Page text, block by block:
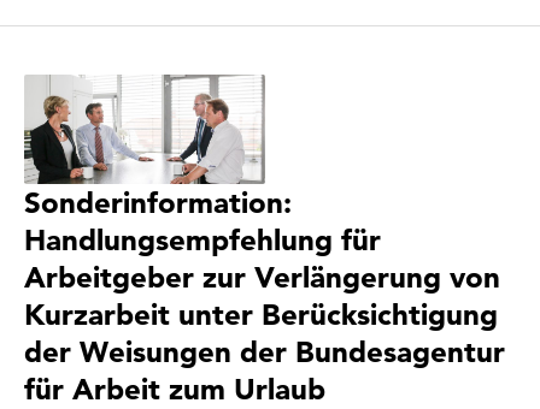
Sonderinformation:
Handlungsempfehlung für
Arbeitgeber zur Verlängerung von
Kurzarbeit unter Berücksichtigung
der Weisungen der Bundesagentur
für Arbeit zum Urlaub